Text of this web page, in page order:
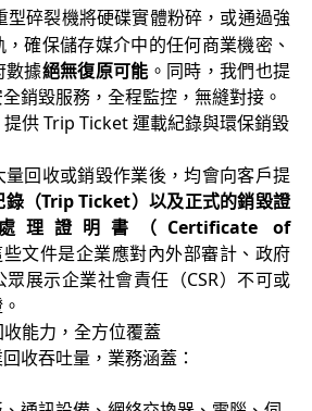
型碎裂機將硬碟實體粉碎，或通過強
確保儲存媒介中的任何商業機密、
數據絕無復原可能 。同時，我們也提
銷毀服務，全程監控，無縫對接。
供 Trip Ticket 運載紀錄與環保銷毀
回收或銷毀作業後，均會向客戶提
錄（Trip Ticket）以及正式的銷毀證
證明書（Certificate of
些文件是企業應對內外部審計、政府
展示企業社會責任（CSR）不可或
能力，全方位覆蓋
收吞吐量，業務涵蓋：